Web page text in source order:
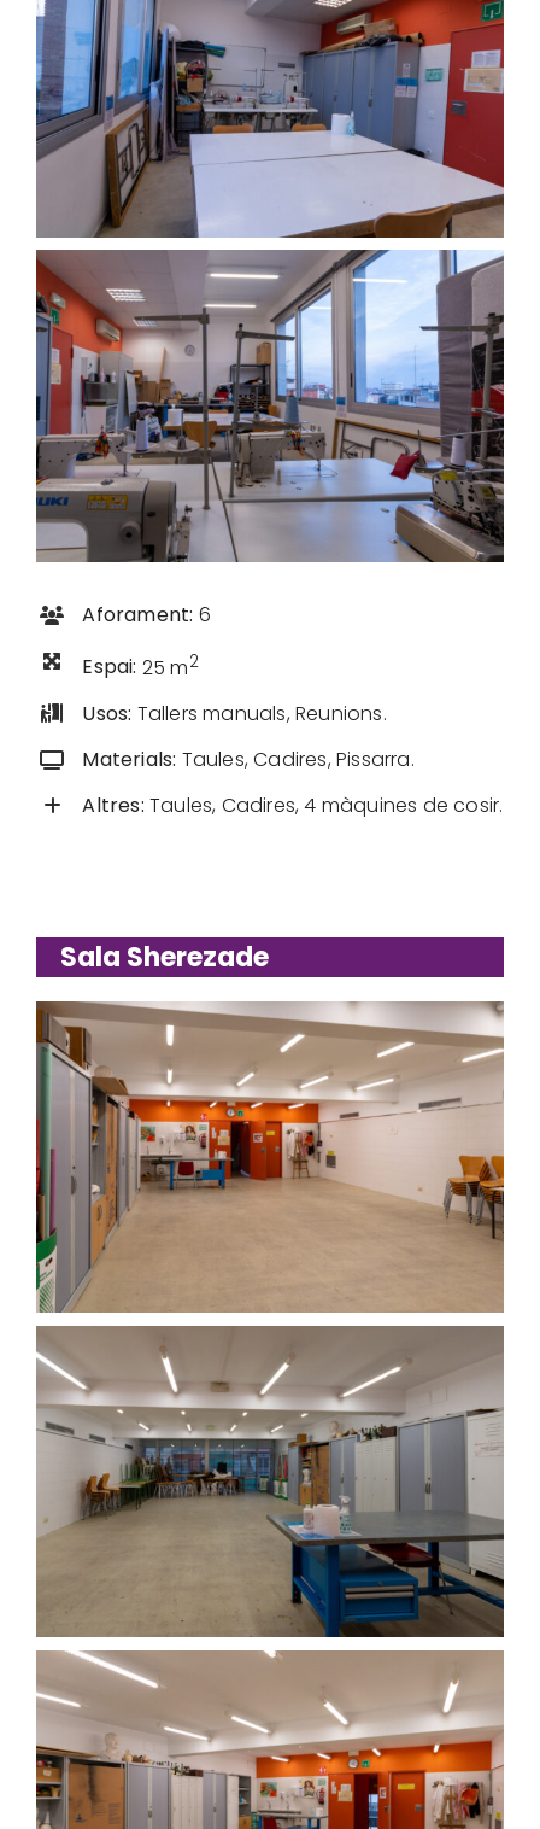
Aforament: 6
Espai: 25 m2
Usos: Tallers manuals, Reunions.
Materials: Taules, Cadires, Pissarra.
Altres: Taules, Cadires, 4 màquines de cosir.
Sala Sherezade